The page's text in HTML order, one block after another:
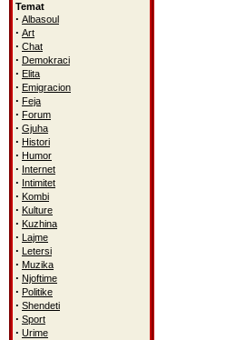
Temat
· Albasoul
· Art
· Chat
· Demokraci
· Elita
· Emigracion
· Feja
· Forum
· Gjuha
· Histori
· Humor
· Internet
· Intimitet
· Kombi
· Kulture
· Kuzhina
· Lajme
· Letersi
· Muzika
· Njoftime
· Politike
· Shendeti
· Sport
· Urime